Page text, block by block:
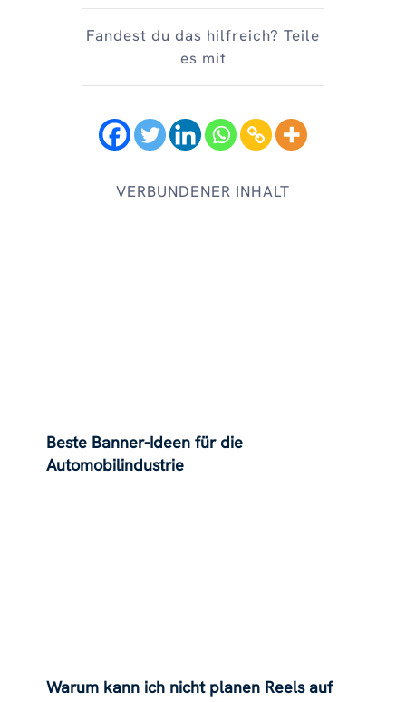
Fandest du das hilfreich? Teile
es mit
VERBUNDENER INHALT
Beste Banner-Ideen für die
Automobilindustrie
Warum kann ich nicht planen Reels auf